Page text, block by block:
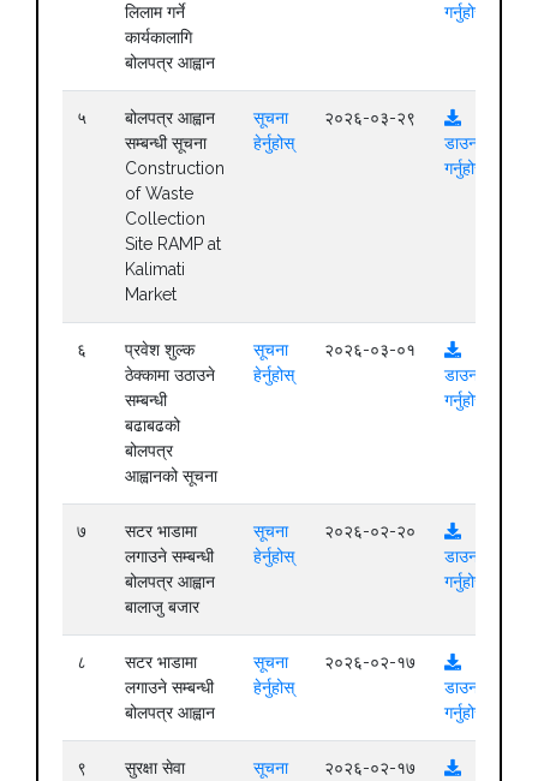
लिलाम गर्ने
कार्यकालागि
बोलपत्र आह्वान
गर्नुहोस्
५
बोलपत्र आह्वान
सम्बन्धी सूचना
Construction
of Waste
Collection
Site RAMP at
Kalimati
Market
सूचना
हेर्नुहोस्
२०२६-०३-२९
डाउनलोड
गर्नुहोस्
६
प्रवेश शुल्क
ठेक्कामा उठाउने
सम्बन्धी
बढाबढको
बोलपत्र
आह्वानको सूचना
सूचना
हेर्नुहोस्
२०२६-०३-०१
डाउनलोड
गर्नुहोस्
७
सटर भाडामा
लगाउने सम्बन्धी
बोलपत्र आह्वान
बालाजु बजार
सूचना
हेर्नुहोस्
२०२६-०२-२०
डाउनलोड
गर्नुहोस्
८
सटर भाडामा
लगाउने सम्बन्धी
बोलपत्र आह्वान
सूचना
हेर्नुहोस्
२०२६-०२-१७
डाउनलोड
गर्नुहोस्
९
सुरक्षा सेवा
सूचना
२०२६-०२-१७